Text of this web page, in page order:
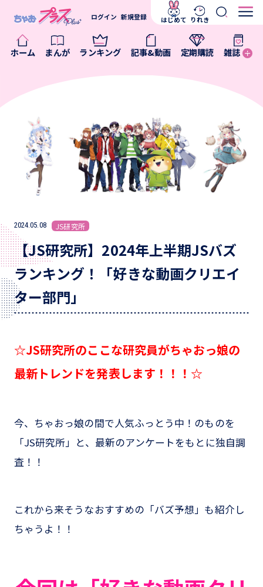
ホーム まんが ランキング 記事&動画 定期購読 雑誌
ログイン 新規登録 はじめて りれき
2024.05.08 JS研究所
【JS研究所】2024年上半期JSバズ
ランキング！「好きな動画クリエイ
ター部門」
☆JS研究所のここな研究員がちゃおっ娘の
最新トレンドを発表します！！！☆
今、ちゃおっ娘の間で人気ふっとう中！のものを
「JS研究所」と、最新のアンケートをもとに独自調
査！！
これから来そうなおすすめの「バズ予想」も紹介し
ちゃうよ！！